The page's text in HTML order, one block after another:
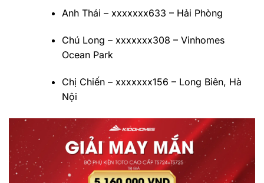
Anh Thái – xxxxxxx633 – Hải Phòng
Chú Long – xxxxxxx308 – Vinhomes
Ocean Park
Chị Chiến – xxxxxxx156 – Long Biên, Hà
Nội